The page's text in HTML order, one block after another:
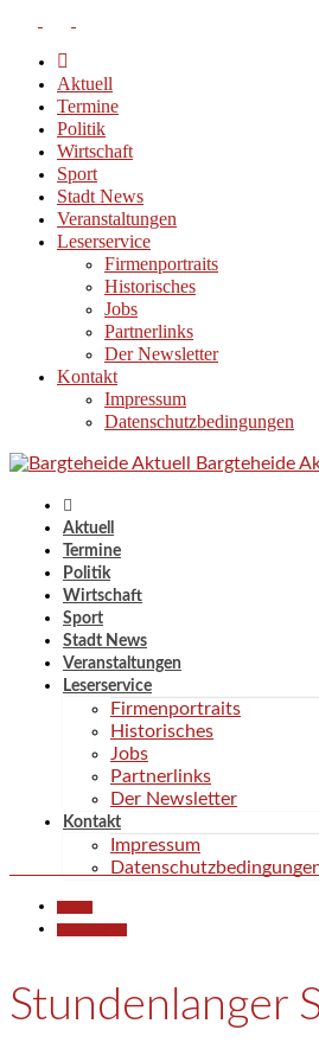
Aktuell
Termine
Politik
Wirtschaft
Sport
Stadt News
Veranstaltungen
Leserservice
Firmenportraits
Historisches
Jobs
Partnerlinks
Der Newsletter
Kontakt
Impressum
Datenschutzbedingungen
Bargteheide
Aktuell
Termine
Politik
Wirtschaft
Sport
Stadt News
Veranstaltungen
Leserservice
Firmenportraits
Historisches
Jobs
Partnerlinks
Der Newsletter
Kontakt
Impressum
Stundenlanger